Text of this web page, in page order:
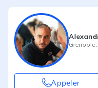
Grenoble
Appeler